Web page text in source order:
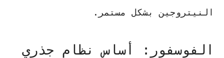
النيتروجين بشكل مستمر.
الفوسفور: أساس نظام جذري